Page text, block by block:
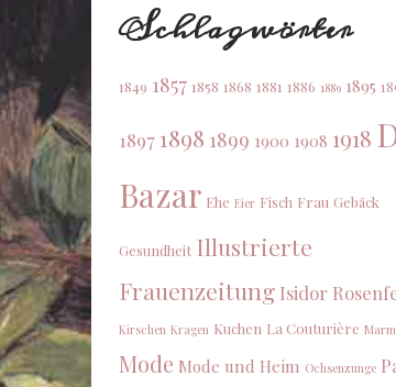
Schlagwörter
1849 1857 1858 1868 1881 1886 1889 1895
18971898 1899 1900 1908 1918
Bazar Ehe Eier Fisch Frau Gebäck
Gesundheit Illustrierte
Frauenzeitung Isidor
Kirschen Kragen Kuchen La Couturière
Mode Mode und Heim Ochsenzunge